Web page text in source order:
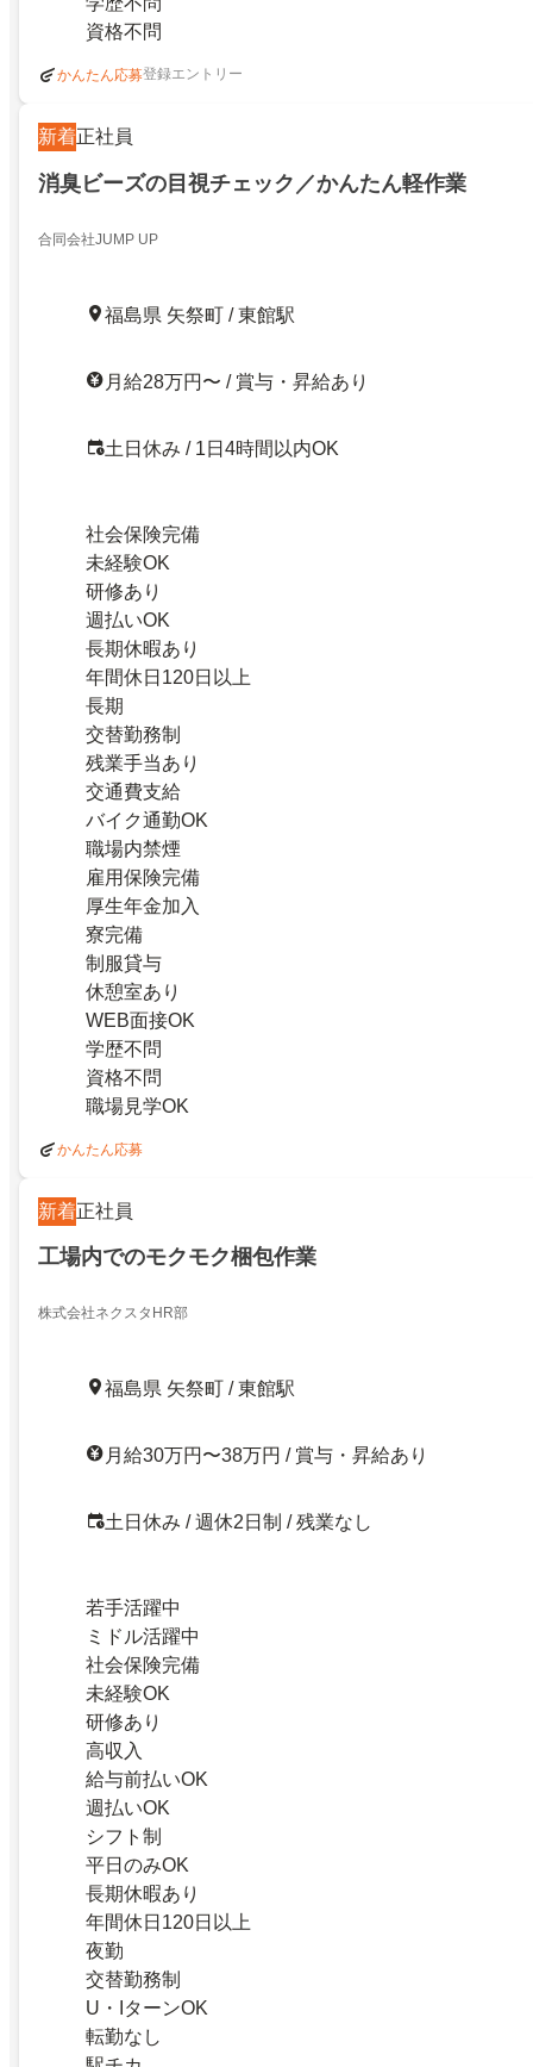
資格不問
かんたん応募登録エントリー
新着正社員
消臭ビーズの目視チェック／かんたん軽作業
合同会社JUMP UP
福島県 矢祭町 / 東館駅
月給28万円〜 / 賞与・昇給あり
土日休み / 1日4時間以内OK
社会保険完備
未経験OK
研修あり
週払いOK
長期休暇あり
年間休日120日以上
長期
交替勤務制
残業手当あり
交通費支給
バイク通勤OK
職場内禁煙
雇用保険完備
厚生年金加入
寮完備
制服貸与
休憩室あり
WEB面接OK
学歴不問
資格不問
職場見学OK
かんたん応募
新着正社員
工場内でのモクモク梱包作業
株式会社ネクスタHR部
福島県 矢祭町 / 東館駅
月給30万円〜38万円 / 賞与・昇給あり
土日休み / 週休2日制 / 残業なし
若手活躍中
ミドル活躍中
社会保険完備
未経験OK
研修あり
高収入
給与前払いOK
週払いOK
シフト制
平日のみOK
長期休暇あり
年間休日120日以上
夜勤
交替勤務制
U・IターンOK
転勤なし